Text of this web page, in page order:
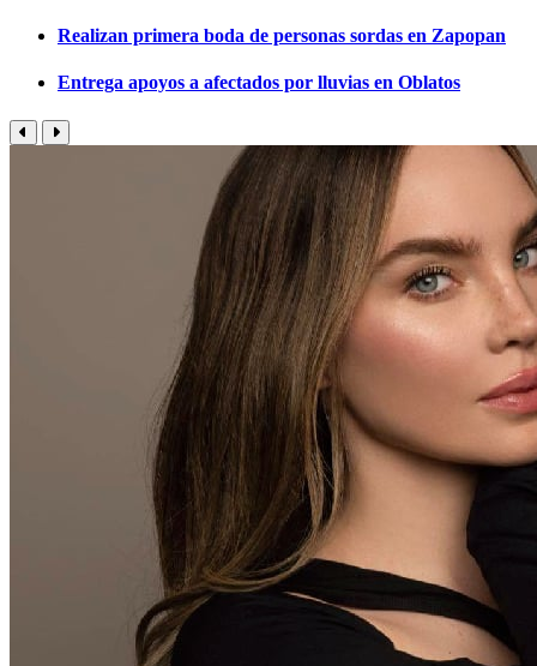
Realizan primera boda de personas sordas en Zapopan
Entrega apoyos a afectados por lluvias en Oblatos